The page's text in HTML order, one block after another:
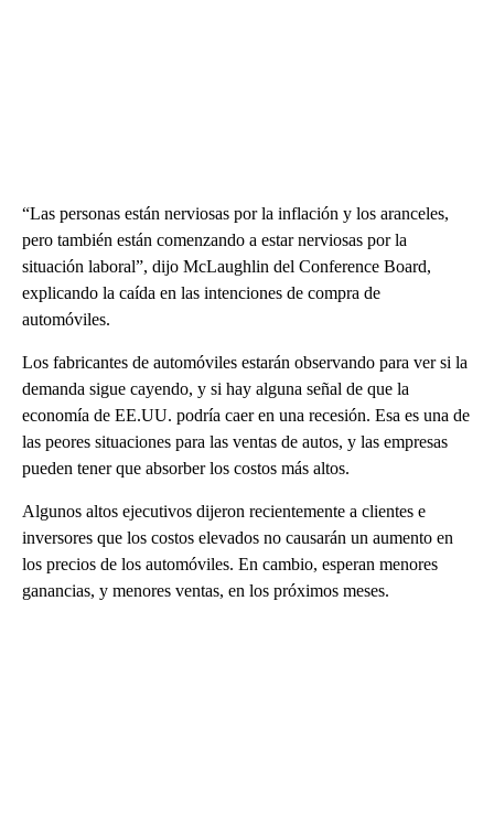
“Las personas están nerviosas por la inflación y los aranceles,
pero también están comenzando a estar nerviosas por la
situación laboral”, dijo McLaughlin del Conference Board,
explicando la caída en las intenciones de compra de
automóviles.
Los fabricantes de automóviles estarán observando para ver si la
demanda sigue cayendo, y si hay alguna señal de que la
economía de EE.UU. podría caer en una recesión. Esa es una de
las peores situaciones para las ventas de autos, y las empresas
pueden tener que absorber los costos más altos.
Algunos altos ejecutivos dijeron recientemente a clientes e
inversores que los costos elevados no causarán un aumento en
los precios de los automóviles. En cambio, esperan menores
ganancias, y menores ventas, en los próximos meses.